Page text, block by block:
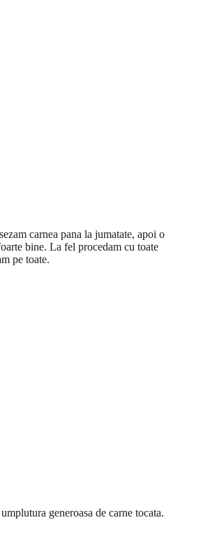
carnea pana la jumatate, apoi o
bine. La fel procedam cu toate
pe toate.
generoasa de carne tocata.